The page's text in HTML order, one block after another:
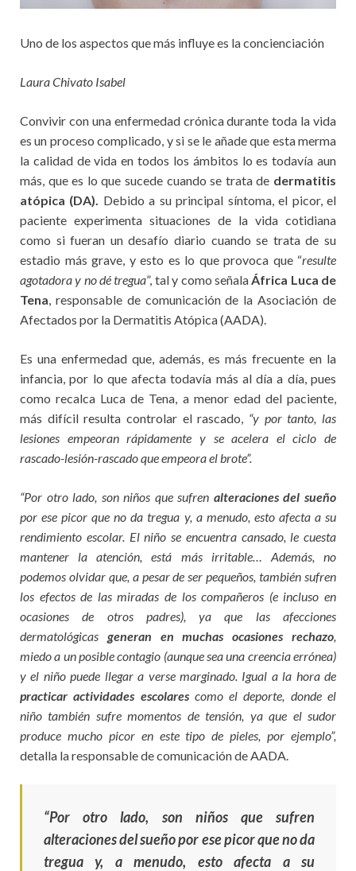
Uno de los aspectos que más influye es la concienciación
Laura Chivato Isabel
Convivir con una enfermedad crónica durante toda la vida
es un proceso complicado, y si se le añade que esta merma
la calidad de vida en todos los ámbitos lo es todavía aun
más, que es lo que sucede cuando se trata de dermatitis
atópica (DA). Debido a su principal síntoma, el picor, el
paciente experimenta situaciones de la vida cotidiana
como si fueran un desafío diario cuando se trata de su
estadio más grave, y esto es lo que provoca que “resulte
agotadora y no dé tregua”, tal y como señala África Luca de
Tena , responsable de comunicación de la Asociación de
Afectados por la Dermatitis Atópica (AADA).
Es una enfermedad que, además, es más frecuente en la
infancia, por lo que afecta todavía más al día a día, pues
como recalca Luca de Tena, a menor edad del paciente,
más difícil resulta controlar el rascado,
“y por tanto, las
lesiones empeoran rápidamente y se acelera el ciclo de
rascado-lesión-rascado que empeora el brote”.
“Por otro lado, son niños que sufren alteraciones del sueño
por ese picor que no da tregua y, a menudo, esto afecta a su
rendimiento escolar. El niño se encuentra cansado, le cuesta
mantener la atención, está más irritable… Además, no
podemos olvidar que, a pesar de ser pequeños, también sufren
los efectos de las miradas de los compañeros (e incluso en
ocasiones de otros padres), ya que las afecciones
dermatológicas generan en muchas ocasiones rechazo
miedo a un posible contagio (aunque sea una creencia errónea)
y el niño puede llegar a verse marginado. Igual a la hora de
practicar actividades escolarescomo el deporte, donde el
niño también sufre momentos de tensión, ya que el sudor
produce mucho picor en este tipo de pieles, por ejemplo”,
detalla la responsable de comunicación de AADA.
“Por otro lado, son niños que sufren
alteraciones del sueño por ese picor que no da
tregua y, a menudo, esto afecta a su